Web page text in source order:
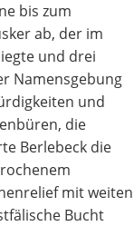
bis zum
ab, der im
und drei
Namensgebung
und
die
Berlebeck die
mit weiten
Bucht